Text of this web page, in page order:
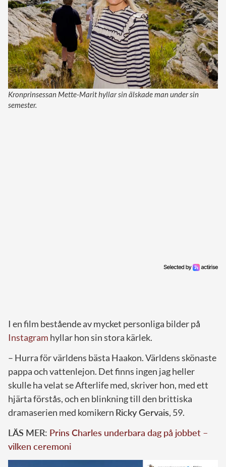
Kronprinsessan Mette-Marit hyllar sin älskade man under sin
semester.
I en film bestående av mycket personliga bilder på
Instagram hyllar hon sin stora kärlek.
– Hurra för världens bästa Haakon. Världens skönaste
pappa och vattenlejon. Det finns ingen jag heller
skulle ha velat se Afterlife med, skriver hon, med ett
hjärta förstås, och en blinkning till den brittiska
dramaserien med komikern Ricky Gervais, 59.
LÄS MER: Prins Charles underbara dag på jobbet –
vilken ceremoni